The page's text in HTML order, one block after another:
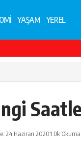
YAŞAM YEREL
24 Haziran 20201 Dk